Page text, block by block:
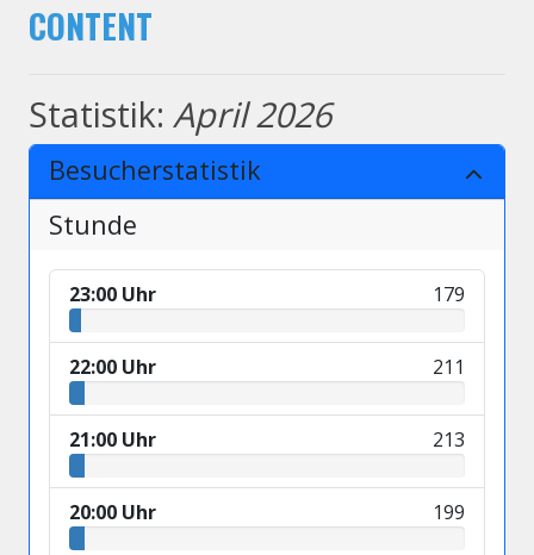
CONTENT
Statistik: April 2026
Besucherstatistik
Stunde
23:00 Uhr 179
22:00 Uhr 211
21:00 Uhr 213
20:00 Uhr 199